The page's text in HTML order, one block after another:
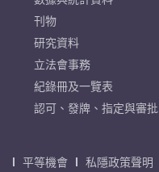
刊物
研究資料
立法會事務
紀錄冊及一覽表
認可、發牌、指定與審批
平等機會 私隱政策聲明